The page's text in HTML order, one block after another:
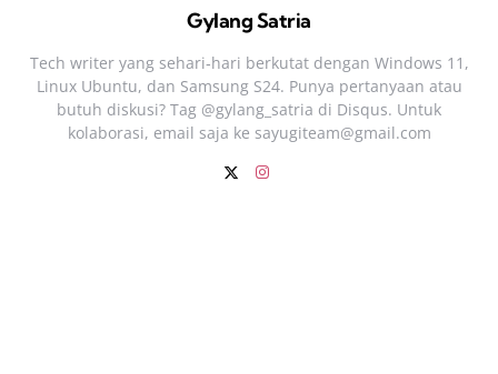
Gylang Satria
Tech writer yang sehari‑hari berkutat dengan Windows 11,
Linux Ubuntu, dan Samsung S24. Punya pertanyaan atau
butuh diskusi? Tag @gylang_satria di Disqus. Untuk
kolaborasi, email saja ke sayugiteam@gmail.com